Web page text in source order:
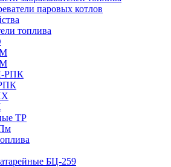
паровых котлов
топлива
РПК
ТР
БЦ-259